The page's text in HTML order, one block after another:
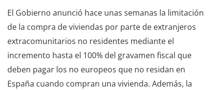
El Gobierno anunció hace unas semanas la limitación
de la compra de viviendas por parte de extranjeros
extracomunitarios no residentes mediante el
incremento hasta el 100% del gravamen fiscal que
deben pagar los no europeos que no residan en
España cuando compran una vivienda. Además, la